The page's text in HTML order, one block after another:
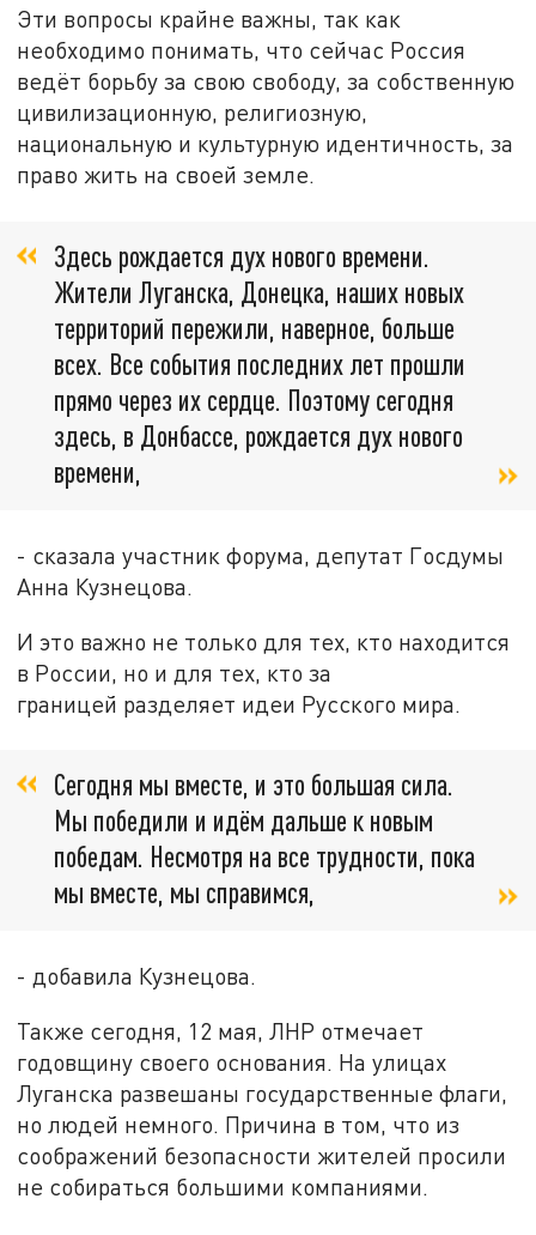
Эти вопросы крайне важны, так как
необходимо понимать, что сейчас Россия
ведёт борьбу за свою свободу, за собственную
цивилизационную, религиозную,
национальную и культурную идентичность, за
право жить на своей земле.
Здесь рождается дух нового времени.
Жители Луганска, Донецка, наших новых
территорий пережили, наверное, больше
всех. Все события последних лет прошли
прямо через их сердце. Поэтому сегодня
здесь, в Донбассе, рождается дух нового
времени,
- сказала участник форума, депутат Госдумы
Анна Кузнецова.
И это важно не только для тех, кто находится
в России, но и для тех, кто за
границей разделяет идеи Русского мира.
Сегодня мы вместе, и это большая сила.
Мы победили и идём дальше к новым
победам. Несмотря на все трудности, пока
мы вместе, мы справимся,
- добавила Кузнецова.
Также сегодня, 12 мая, ЛНР отмечает
годовщину своего основания. На улицах
Луганска развешаны государственные флаги,
но людей немного. Причина в том, что из
соображений безопасности жителей просили
не собираться большими компаниями.